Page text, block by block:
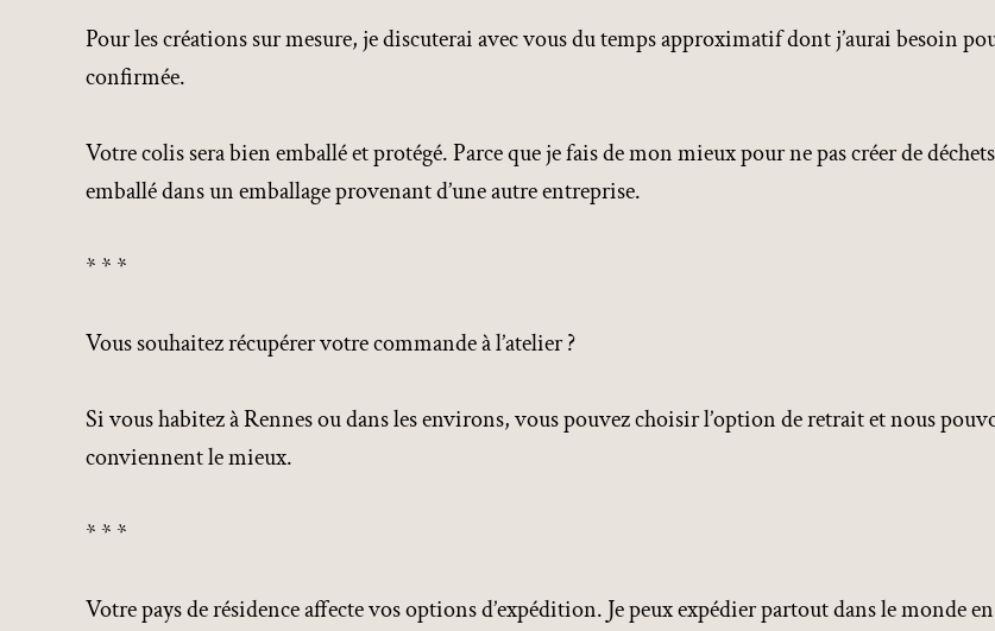
Pour les créations sur mesure, je discuterai avec vous du temps approximatif dont j’aurai besoin
confirmée.
Votre colis sera bien emballé et protégé. Parce que je fais de mon mieux pour ne pas créer de
emballé dans un emballage provenant d’une autre entreprise.
* * *
Vous souhaitez récupérer votre commande à l’atelier ?
Si vous habitez à Rennes ou dans les environs, vous pouvez choisir l’option de retrait et nous
conviennent le mieux.
* * *
Votre pays de résidence affecte vos options d’expédition. Je peux expédier partout dans le monde